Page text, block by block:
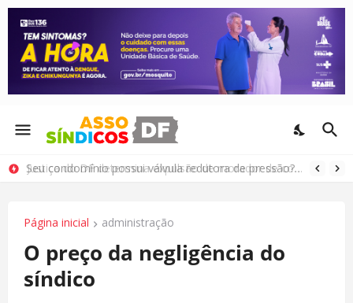
Seu condomínio possui válvula redutora de pressão? Saiba como cuidar deste equipamento
Página inicial administração
O preço da negligência do
síndico